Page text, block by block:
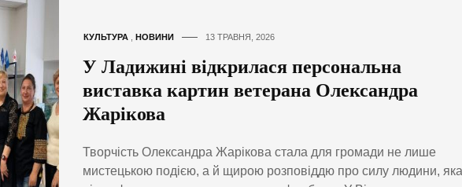
КУЛЬТУРА , НОВИНИ 13 ТРАВНЯ, 2026
У Ладижині відкрилася персональна
виставка картин ветерана Олександра
Жарікова
Творчість Олександра Жарікова стала для громади не лише
мистецькою подією, а й щирою розповіддю про силу людини, яка